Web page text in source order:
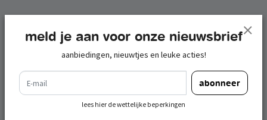
meld je aan voor onze nieuwsbrief
aanbiedingen, nieuwtjes en leuke acties!
e-mail
abonneer
lees hier de wettelijke beperkingen